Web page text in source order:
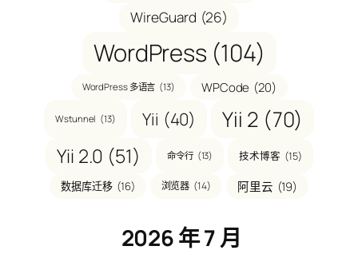
WireGuard (26)
WordPress (104)
WordPress 多语言 (13) WPCode (20)
Wstunnel (13) Yii (40) Yii 2 (70)
Yii 2.0 (51) 命令行 (13) 技术博客 (15)
数据库迁移 (16) 浏览器 (14) 阿里云 (19)
2026 年 7 月